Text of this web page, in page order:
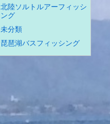
北陸ソルトルアーフィッシ
ング
未分類
琵琶湖バスフィッシング